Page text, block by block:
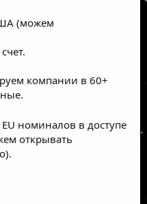
(можем
компании в 60+
номиналов в доступе
открывать